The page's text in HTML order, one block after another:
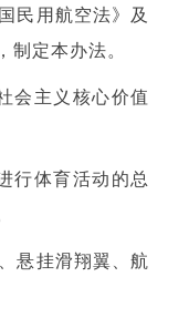
民用航空法》及
制定本办法。
会主义核心价值
行体育活动的总
悬挂滑翔翼、航